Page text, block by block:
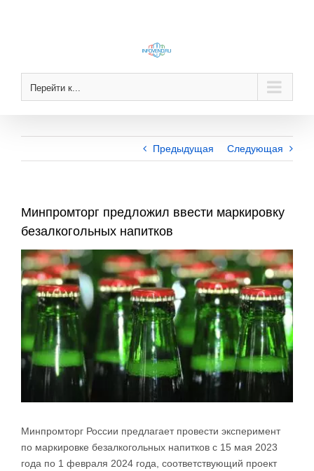
Перейти к...
Предыдущая Следующая
Минпромторг предложил ввести маркировку
безалкогольных напитков
View
Larger
Image
Минпромторг России предлагает провести эксперимент
по маркировке безалкогольных напитков с 15 мая 2023
года по 1 февраля 2024 года, соответствующий проект